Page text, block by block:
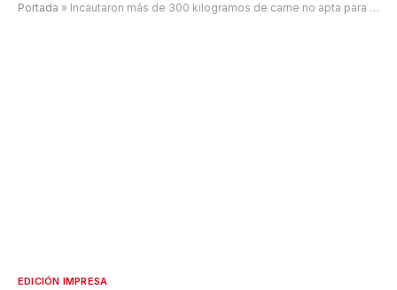
Portada » Incautaron más de 300 kilogramos de carne no apta para el consumo
EDICIÓN IMPRESA